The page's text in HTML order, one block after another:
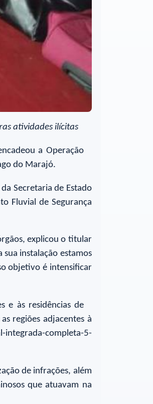
atividades ilícitas
a Operação
do Marajó.
Secretaria de Estado
Fluvial de Segurança
explicou o titular
sua instalação estamos
objetivo é intensificar
e às residências de
regiões adjacentes à
completa-5-
de infrações, além
que atuavam na